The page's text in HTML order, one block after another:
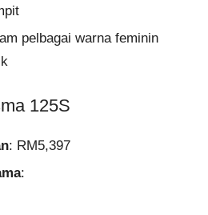
pelbagai warna feminin
125S
: RM5,397
: